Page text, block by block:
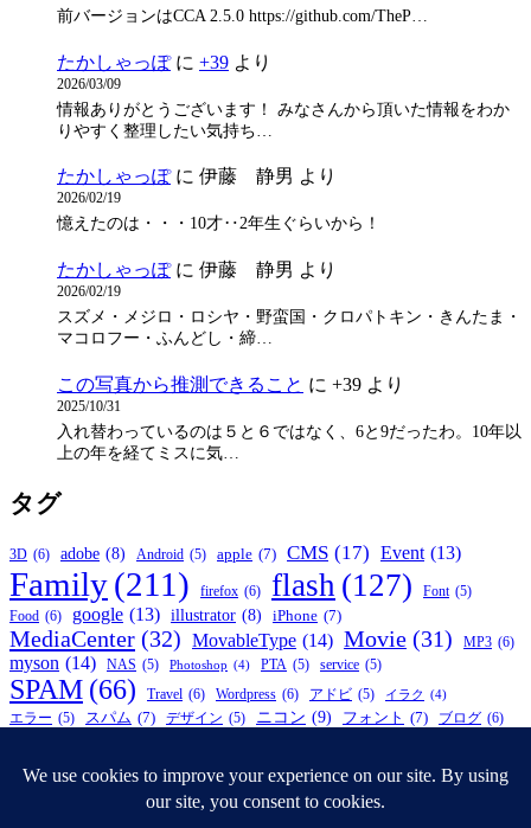
前バージョンはCCA 2.5.0 https://github.com/TheP…
たかしゃっぽに +39 より
2026/03/09
情報ありがとうございます！ みなさんから頂いた情報をわか
りやすく整理したい気持ち…
たかしゃっぽに 伊藤 静男 より
2026/02/19
憶えたのは・・・10才‥2年生ぐらいから！
たかしゃっぽに 伊藤 静男 より
2026/02/19
スズメ・メジロ・ロシヤ・野蛮国・クロパトキン・きんたま・
マコロフー・ふんどし・締…
この写真から推測できること に +39 より
2025/10/31
入れ替わっているのは５と６ではなく、6と9だったわ。10年以
上の年を経てミスに気…
タグ
3D (6) adobe (8) Android (5) apple (7) CMS (17) Event (13)
Family(211) firefox (6) flash (127) Font (5)
Food (6) google (13) illustrator (8) iPhone (7)
MediaCenter (32) MovableType (14) Movie (31) MP3 (6)
myson (14) NAS (5) Photoshop (4) PTA (5) service (5)
SPAM (66) Travel (6) Wordpress (6) アドビ (5) イラク (4)
エラー (5) スパム (7) デザイン (5) ニコン (9) フォント (7) ブログ (6)
子供 引越し (4) 松陰神社前 祭 自作 (6)
APEIROPHOBIA